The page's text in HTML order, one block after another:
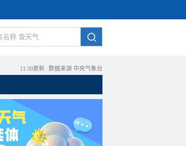
11:30更新 数据来源 中央气象台